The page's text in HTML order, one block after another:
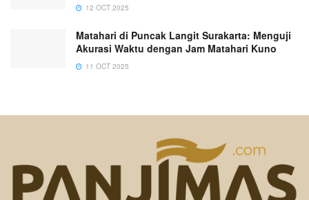
12 OCT 2025
Matahari di Puncak Langit Surakarta: Menguji
Akurasi Waktu dengan Jam Matahari Kuno
11 OCT 2025